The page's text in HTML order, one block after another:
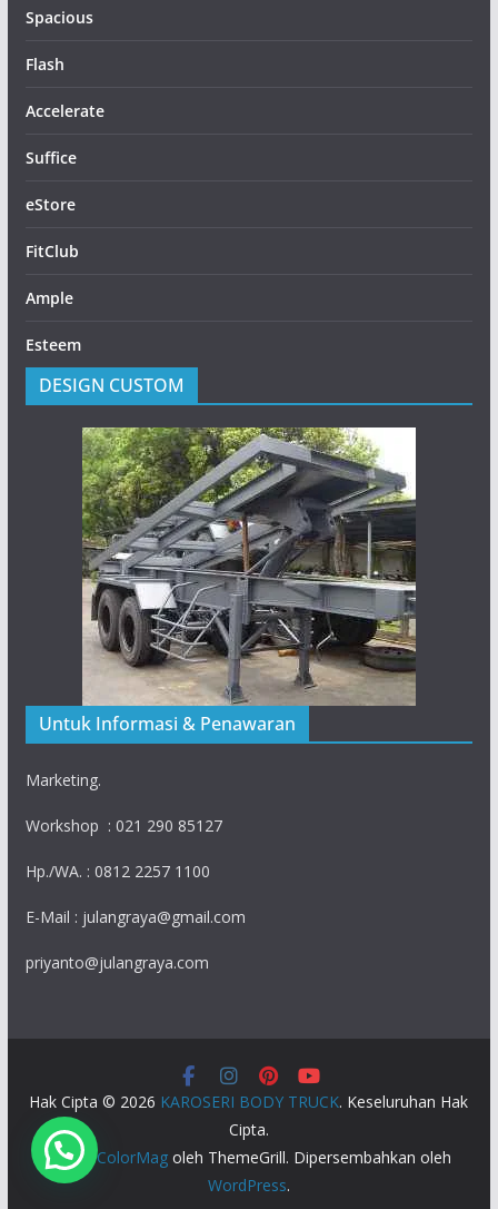
Spacious
Flash
Accelerate
Suffice
eStore
FitClub
Ample
Esteem
DESIGN CUSTOM
Untuk Informasi & Penawaran
Marketing.
Workshop : 021 290 85127
Hp./WA. : 0812 2257 1100
E-Mail : julangraya@gmail.com
priyanto@julangraya.com
Hak Cipta © 2026 KAROSERI BODY TRUCK. Keseluruhan Hak
Cipta.
Tema:ColorMagoleh ThemeGrill. Dipersembahkan oleh
WordPress.